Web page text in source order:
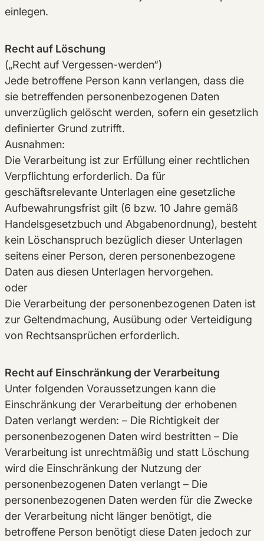
einlegen.
Recht auf Löschung
(„Recht auf Vergessen-werden“)
Jede betroffene Person kann verlangen, dass die
sie betreffenden personenbezogenen Daten
unverzüglich gelöscht werden, sofern ein gesetzlich
definierter Grund zutrifft.
Ausnahmen:
Die Verarbeitung ist zur Erfüllung einer rechtlichen
Verpflichtung erforderlich. Da für
geschäftsrelevante Unterlagen eine gesetzliche
Aufbewahrungsfrist gilt (6 bzw. 10 Jahre gemäß
Handelsgesetzbuch und Abgabenordnung), besteht
kein Löschanspruch bezüglich dieser Unterlagen
seitens einer Person, deren personenbezogene
Daten aus diesen Unterlagen hervorgehen.
oder
Die Verarbeitung der personenbezogenen Daten ist
zur Geltendmachung, Ausübung oder Verteidigung
von Rechtsansprüchen erforderlich.
Recht auf Einschränkung der Verarbeitung
Unter folgenden Voraussetzungen kann die
Einschränkung der Verarbeitung der erhobenen
Daten verlangt werden: – Die Richtigkeit der
personenbezogenen Daten wird bestritten – Die
Verarbeitung ist unrechtmäßig und statt Löschung
wird die Einschränkung der Nutzung der
personenbezogenen Daten verlangt – Die
personenbezogenen Daten werden für die Zwecke
der Verarbeitung nicht länger benötigt, die
betroffene Person benötigt diese Daten jedoch zur